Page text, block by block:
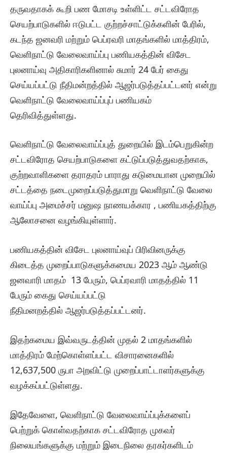
தருவதாகக் கூறி பண மோசடி உள்ளிட்ட சட்டவிரோத
செயற்பாடுகளில் ஈடுபட்ட குற்றச்சாட்டுக்களின் பேரில்,
கடந்த ஜனவரி மற்றும் பெப்ரவரி மாதங்களில் மாத்திரம்,
வெளிநாட்டு வேலைவாய்ப்பு பணியகத்தின் விசேட
புலனாய்வு அதிகாரிகளினால் சுமார் 24 பேர் கைது
செய்யப்பட்டு நீதிமன்றத்தில் ஆஜர்படுத்தப்பட்டனர் என்று
வெளிநாட்டு வேலைவாய்ப்புப் பணியகம்
தெரிவித்துள்ளது.
வெளிநாட்டு வேலைவாய்ப்புத் துறையில் இடம்பெறுகின்ற
சட்டவிரோத செயற்பாடுகளை கட்டுப்படுத்துவதற்காக,
குற்றவாளிகளை தராதரம் பாராது கடுமையான முறையில்
சட்டத்தை நடைமுறைப்படுத்துமாறு வெளிநாட்டு வேலை
வாய்ப்பு அமைச்சர் மனுஷ நாணயக்கார , பணியகத்திற்கு
ஆலோசனை வழங்கியுள்ளார்.
பணியகத்தின் விசேட புலனாய்வுப் பிரிவினருக்கு
கிடைத்த முறைப்பாடுகளுக்கமைய 2023 ஆம் ஆண்டு
ஜனவாரி மாதம் 13 பேரும், பெப்ரவாரி மாதத்தில் 11
பேரும் கைது செய்யப்பட்டு
நீதிமனறத்தில் ஆஜர்படுத்தப்பட்டனர்.
இதற்கமைய இவ்வருடத்தின் முதல் 2 மாதங்களில்
மாத்திரம் மேற்கொள்ளப்பட்ட விசாரனைகளில்
12,637,500 ருபா அறவிட்டு முறைப்பாட்டாளர்களுக்கு
வழக்கப்பட்டுள்ளது.
இதேவேளை, வெளிநாட்டு வேலைவாய்ப்புக்களைப்
பெற்றுக் கொள்வதற்காக சட்டவிரோத முகவர்
நிலையங்களுக்கு மற்றும் இடைநிலை தரகர்களிடம்